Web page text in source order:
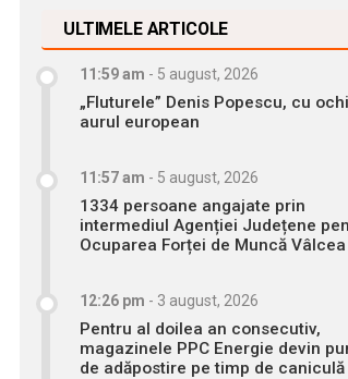
ULTIMELE ARTICOLE
11:59 am - 5 august, 2026
„Fluturele” Denis Popescu, cu
aurul european
11:57 am - 5 august, 2026
1334 persoane angajate prin
intermediul Agenției Județene
Ocuparea Forței de Muncă Vâlcea
12:26 pm - 3 august, 2026
Pentru al doilea an consecutiv,
magazinele PPC Energie devin
de adăpostire pe timp de caniculă